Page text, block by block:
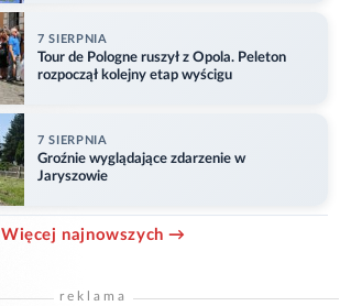
7 SIERPNIA
Tour de Pologne ruszył z Opola. Peleton
rozpoczął kolejny etap wyścigu
7 SIERPNIA
Groźnie wyglądające zdarzenie w
Jaryszowie
Więcej najnowszych →
reklama